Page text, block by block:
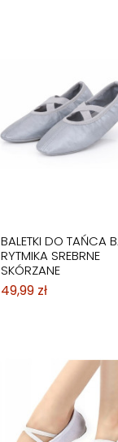
BALETKI DO TAŃCA
RYTMIKA SREBRNE
SKÓRZANE
49,99 zł